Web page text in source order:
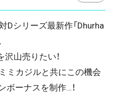
Dシリーズ最新作「Dhurha
山売りたい！
ミカジルと共にこの機会
ボーナスを制作…！